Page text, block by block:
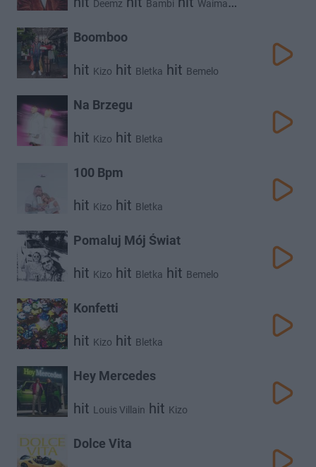
Deemz Bambi Waima
Boomboo
hit Kizo hit Bletka hit Bemelo
Na Brzegu
hit Kizo hit Bletka
100 Bpm
hit Kizo hit Bletka
Pomaluj Mój Świat
hit Kizo hit Bletka hit Bemelo
Konfetti
hit Kizo hit Bletka
Hey Mercedes
hit Louis Villain hit Kizo
Dolce Vita